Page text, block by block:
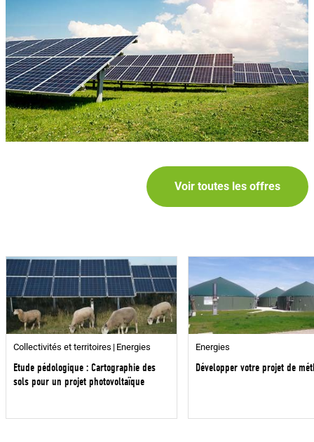
Voir toutes les offres
Collectivités et territoires Energies
Etude pédologique : Cartographie des
sols pour un projet photovoltaïque
Energies
Développer votre projet de